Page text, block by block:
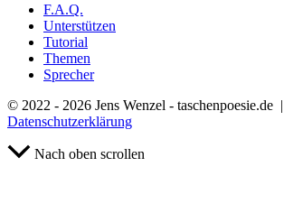
F.A.Q.
Unterstützen
Tutorial
Themen
Sprecher
© 2022 - 2026 Jens Wenzel - taschenpoesie.de |
Datenschutzerklärung
Nach oben scrollen